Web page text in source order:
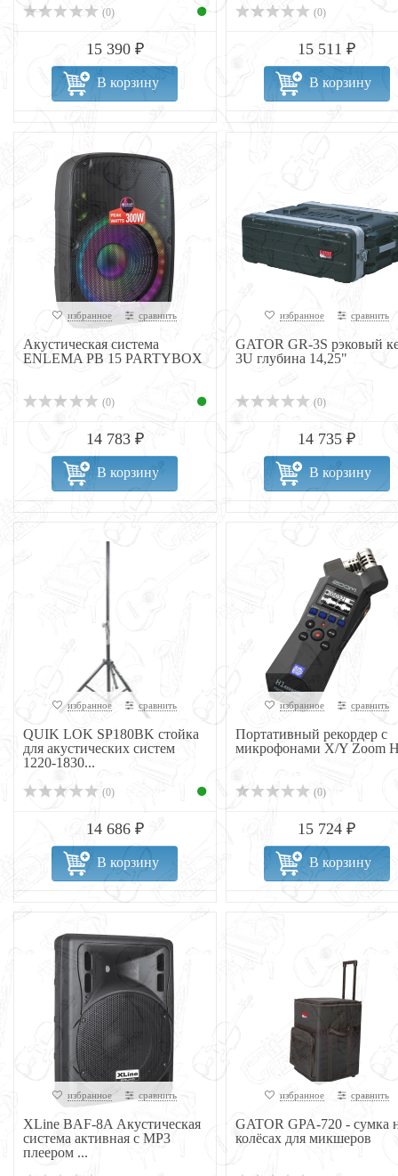
(0)
15 390 ₽
В корзину
(0)
15 511 ₽
В корзину
избранное сравнить
Акустическая система
ENLEMA PB 15 PARTYBOX
(0)
14 783 ₽
В корзину
избранное сравнить
GATOR GR-3S рэковый
3U глубина 14,25"
(0)
14 735 ₽
В корзину
избранное сравнить
QUIK LOK SP180BK стойка
для акустических систем
1220-1830...
(0)
14 686 ₽
В корзину
избранное сравнить
Портативный рекордер с
микрофонами X/Y Zoom
(0)
15 724 ₽
В корзину
избранное сравнить
XLine BAF-8A Акустическая
система активная с MP3
плеером ...
избранное сравнить
GATOR GPA-720 - сумка
колёсах для микшеров